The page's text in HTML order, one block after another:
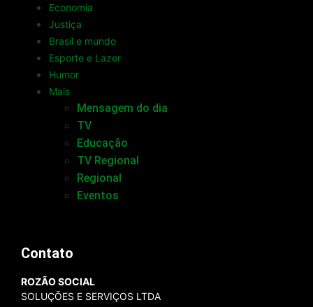
Economia
Justiça
Brasil e mundo
Esporte e Lazer
Humor
Mais
Mensagem do dia
TV
Educação
TV Regional
Regional
Eventos
Contato
ROZÃO SOCIAL
SOLUÇÕES E SERVIÇOS LTDA